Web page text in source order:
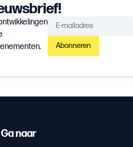
Abonneren
Ga naar